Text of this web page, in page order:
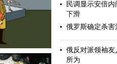
民调显示安倍
下滑
俄罗斯确定杀
俄反对派领袖
所为